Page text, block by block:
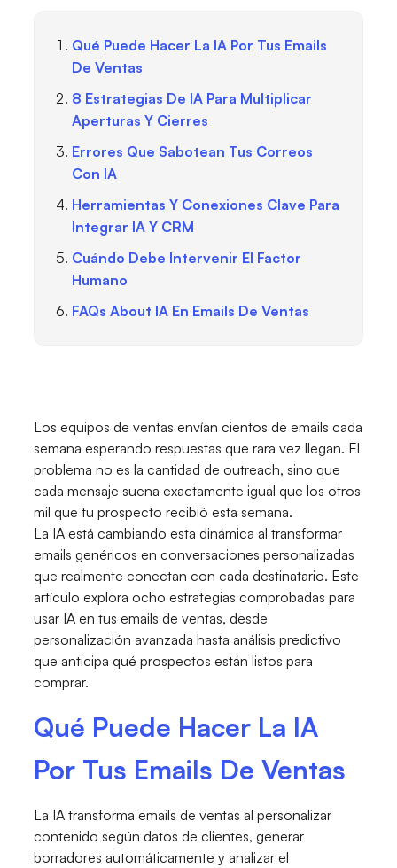
Qué Puede Hacer La IA Por Tus Emails
De Ventas
8 Estrategias De IA Para Multiplicar
Aperturas Y Cierres
Errores Que Sabotean Tus Correos
Con IA
Herramientas Y Conexiones Clave Para
Integrar IA Y CRM
Cuándo Debe Intervenir El Factor
Humano
FAQs About IA En Emails De Ventas
Los equipos de ventas envían cientos de emails cada
semana esperando respuestas que rara vez llegan. El
problema no es la cantidad de outreach, sino que
cada mensaje suena exactamente igual que los otros
mil que tu prospecto recibió esta semana.
La IA está cambiando esta dinámica al transformar
emails genéricos en conversaciones personalizadas
que realmente conectan con cada destinatario. Este
artículo explora ocho estrategias comprobadas para
usar IA en tus emails de ventas, desde
personalización avanzada hasta análisis predictivo
que anticipa qué prospectos están listos para
comprar.
Qué Puede Hacer La IA
Por Tus Emails De Ventas
La IA transforma emails de ventas al personalizar
contenido según datos de clientes, generar
borradores automáticamente y analizar el